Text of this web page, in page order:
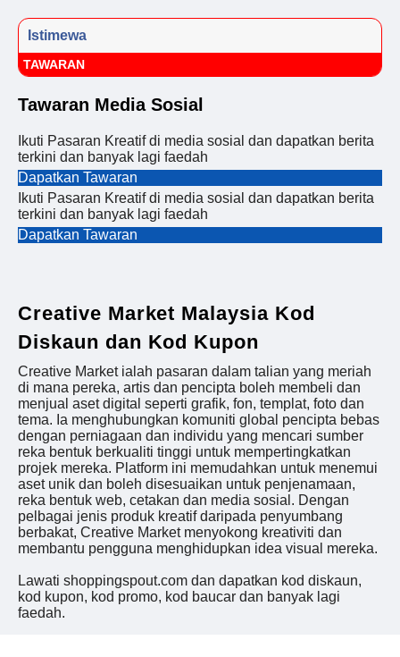
Istimewa
TAWARAN
Tawaran Media Sosial
Ikuti Pasaran Kreatif di media sosial dan dapatkan berita
terkini dan banyak lagi faedah
Dapatkan Tawaran
Ikuti Pasaran Kreatif di media sosial dan dapatkan berita
terkini dan banyak lagi faedah
Dapatkan Tawaran
Creative Market Malaysia Kod
Diskaun dan Kod Kupon
Creative Market ialah pasaran dalam talian yang meriah
di mana pereka, artis dan pencipta boleh membeli dan
menjual aset digital seperti grafik, fon, templat, foto dan
tema. Ia menghubungkan komuniti global pencipta bebas
dengan perniagaan dan individu yang mencari sumber
reka bentuk berkualiti tinggi untuk mempertingkatkan
projek mereka. Platform ini memudahkan untuk menemui
aset unik dan boleh disesuaikan untuk penjenamaan,
reka bentuk web, cetakan dan media sosial. Dengan
pelbagai jenis produk kreatif daripada penyumbang
berbakat, Creative Market menyokong kreativiti dan
membantu pengguna menghidupkan idea visual mereka.
Lawati shoppingspout.com dan dapatkan kod diskaun,
kod kupon, kod promo, kod baucar dan banyak lagi
faedah.